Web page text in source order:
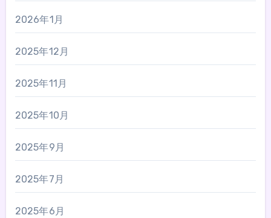
2026年1月
2025年12月
2025年11月
2025年10月
2025年9月
2025年7月
2025年6月